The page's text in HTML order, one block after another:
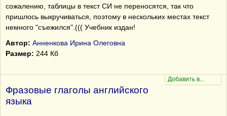
сожалению, таблицы в текст СИ не переносятся, так что
пришлось выкручиваться, поэтому в нескольких местах текст
немного "съежился".((( Учебник издан!
Автор: Анненкова Ирина Олеговна
Размер: 244 Кб
Фразовые глаголы английского
языка